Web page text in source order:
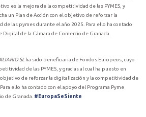
es la mejora de la competitividad de las PYMES, y
un Plan de Acción con el objetivo de reforzar la
las pymes durante el año 2025. Para ello ha contado
Digital de la Cámara de Comercio de Granada.
SL ha sido beneficiaria de Fondos Europeos, cuyo
de las PYMES, y gracias al cual ha puesto en
objetivo de reforzar la digitalización y la competitividad de
ello ha contado con el apoyo del Programa Pyme
de Granada. #EuropaSeSiente